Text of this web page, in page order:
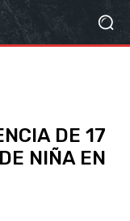
DE 17
NIÑA EN